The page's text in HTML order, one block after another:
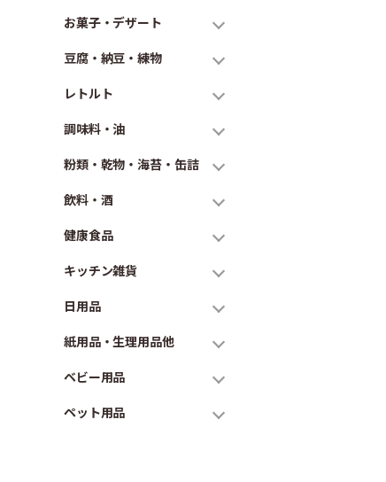
お菓子・デザート
豆腐・納豆・練物
レトルト
調味料・油
粉類・乾物・海苔・缶詰
飲料・酒
健康食品
キッチン雑貨
日用品
紙用品・生理用品他
ベビー用品
ペット用品